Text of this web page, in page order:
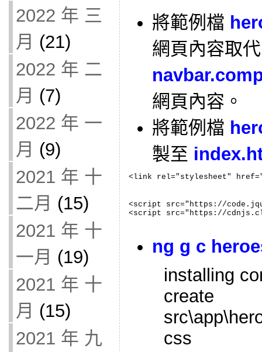
2022 年 三
月 (21)
2022 年 二
月 (7)
2022 年 一
月 (9)
2021 年 十
二月 (15)
2021 年 十
一月 (19)
2021 年 十
月 (15)
2021 年 九
將範例檔
網頁內容取代
網頁內容。
將範例檔
製至
<link rel="stylesheet"
<script src="https://
<script src="https://
ng g c
installing
create
css